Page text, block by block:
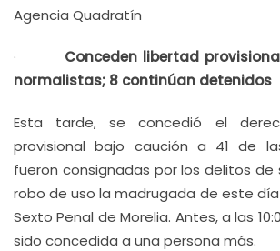
Agencia Quadratín
· Conceden libertad
normalistas; 8 continúan detenidos
Esta tarde, se concedió el
provisional bajo caución a 41 de
fueron consignadas por los delitos de
robo de uso la madrugada de este
Sexto Penal de Morelia. Antes, a las
sido concedida a una persona más.